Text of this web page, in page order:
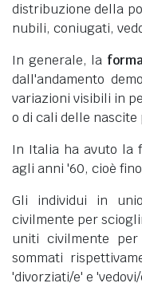
distribuzione della
nubili, coniugati,
In generale, la
dall'andamento
variazioni visibili in
o di cali delle
In Italia ha avuto la
agli anni '60, cioè
Gli individui in
civilmente per
uniti civilmente
sommati
'divorziati/e' e 'vedovi/